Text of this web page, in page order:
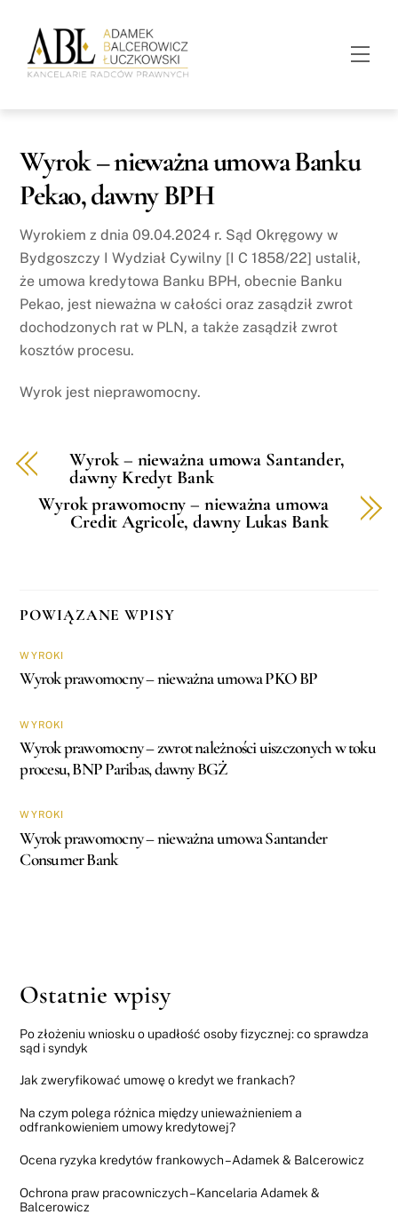
content
Wyrok – nieważna umowa Banku
Pekao, dawny BPH
Wyrokiem z dnia 09.04.2024 r. Sąd Okręgowy w
Bydgoszczy I Wydział Cywilny [I C 1858/22] ustalił,
że umowa kredytowa Banku BPH, obecnie Banku
Pekao, jest nieważna w całości oraz zasądził zwrot
dochodzonych rat w PLN, a także zasądził zwrot
kosztów procesu.
Wyrok jest nieprawomocny.
Wyrok – nieważna umowa Santander,
dawny Kredyt Bank
Wyrok prawomocny – nieważna umowa
Credit Agricole, dawny Lukas Bank
POWIĄZANE WPISY
WYROKI
Wyrok prawomocny – nieważna umowa PKO BP
WYROKI
Wyrok prawomocny – zwrot należności uiszczonych w toku
procesu, BNP Paribas, dawny BGŻ
WYROKI
Wyrok prawomocny – nieważna umowa Santander
Consumer Bank
Ostatnie wpisy
Po złożeniu wniosku o upadłość osoby fizycznej: co sprawdza
sąd i syndyk
Jak zweryfikować umowę o kredyt we frankach?
Na czym polega różnica między unieważnieniem a
odfrankowieniem umowy kredytowej?
Ocena ryzyka kredytów frankowych – Adamek & Balcerowicz
Ochrona praw pracowniczych – Kancelaria Adamek &
Balcerowicz